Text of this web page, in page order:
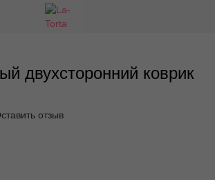
двухсторонний коврик
отзыв